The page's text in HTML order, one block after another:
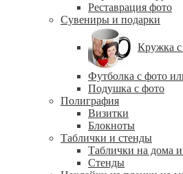
Реставрация фото
Сувениры и подарки
Кружка
Футболка с фото
Подушка с фото
Полиграфия
Визитки
Блокноты
Таблички и стенды
Таблички на дома
Стенды